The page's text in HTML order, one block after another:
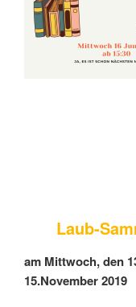
Laub-
am Mittwoch, den
15.November 2019